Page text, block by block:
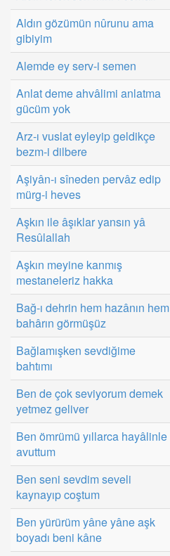
Aldın gözümün nûrunu ama
gibiyim
Alemde ey serv-i semen
Anlat deme ahvâlimi anlatma
gücüm yok
Arz-ı vuslat eyleyip geldikçe
bezm-i dilbere
Aşiyân-ı sîneden pervâz edip
mürg-i heves
Aşkın ile âşıklar yansın yâ
Resûlallah
Aşkın meyine kanmış
mestaneleriz hakka
Bağ-ı dehrin hem hazânın hem
bahârın görmüşüz
Bağlamışken sevdiğime
bahtımı
Ben de çok seviyorum demek
yetmez geliver
Ben ömrümü yıllarca hayâlinle
avuttum
Ben seni sevdim seveli
kaynayıp coştum
Ben yürürüm yâne yâne aşk
boyadı beni kâne